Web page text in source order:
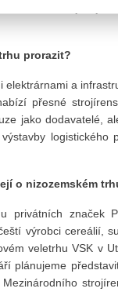
Přece jen je to
prorazit?
elektrárnami a
přesné
jako dodavatelé,
logistického
o nizozemském
privátních značek
výrobci cereálií,
veletrhu VSK v
plánujeme